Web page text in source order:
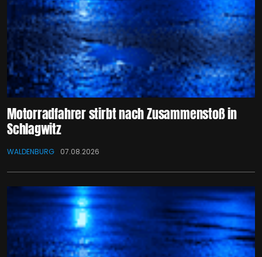
Motorradfahrer stirbt nach Zusammenstoß in
Schlagwitz
WALDENBURG 07.08.2026